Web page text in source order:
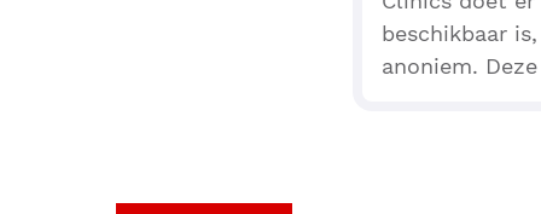
beschikbaar
anoniem.